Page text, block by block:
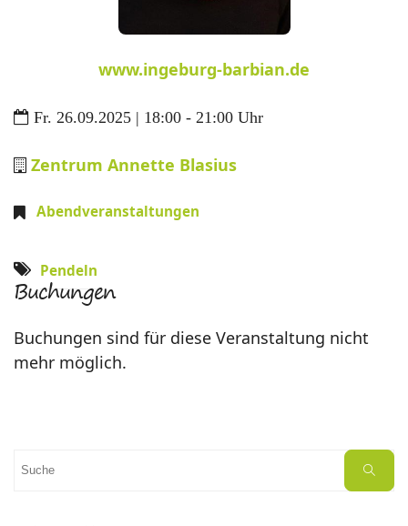
www.ingeburg-barbian.de
Fr. 26.09.2025 | 18:00 - 21:00 Uhr
Zentrum Annette Blasius
Abendveranstaltungen
Pendeln
Buchungen
Buchungen sind für diese Veranstaltung nicht
mehr möglich.
Suchen
Suche